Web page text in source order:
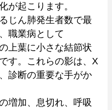
が起こります。
じん肺発生者数で最
職業病として
上葉に小さな結節状
す。これらの影は、X
診断の重要な手がか
増加、息切れ、呼吸